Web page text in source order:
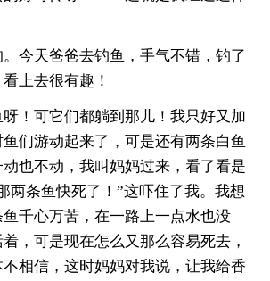
天爸爸去钓鱼，手气不错，钓了
上去很有趣！
可它们都躺到那儿！我只好又加
们游动起来了，可是还有两条白鱼
也不动，我叫妈妈过来，看了看是
两条鱼快死了！”这吓住了我。我想
千心万苦，在一路上一点水也没
，可是现在怎么又那么容易死去，
相信，这时妈妈对我说，让我给香